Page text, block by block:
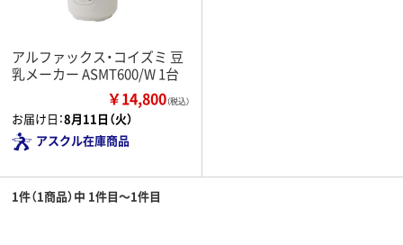
アルファックス・コイズミ 豆
乳メーカー ASMT600/W 1台
￥14,800（税込）
お届け日：8月11日（火）
アスクル在庫商品
1件（1商品）中 1件目～1件目